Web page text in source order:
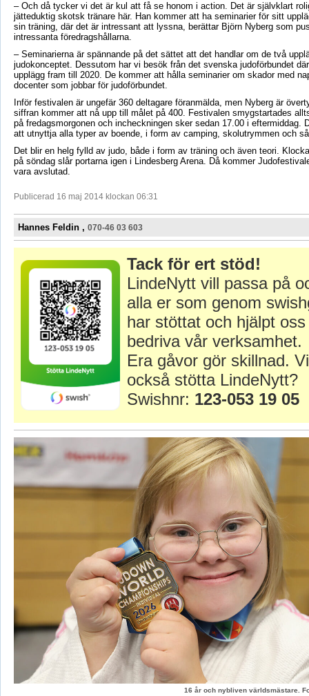
– Och då tycker vi det är kul att få se honom i action. Det är självklart
jätteduktig skotsk tränare här. Han kommer att ha seminarier för sitt
sin träning, där det är intressant att lyssna, berättar Björn Nyberg som
intressanta föredragshållarna.
– Seminarierna är spännande på det sättet att det handlar om de två
judokonceptet. Dessutom har vi besök från det svenska judoförbundet
upplägg fram till 2020. De kommer att hålla seminarier om skador med
docenter som jobbar för judoförbundet.
Inför festivalen är ungefär 360 deltagare föranmälda, men Nyberg är
siffran kommer att nå upp till målet på 400. Festivalen smygstartades
på fredagsmorgonen och incheckningen sker sedan 17.00 i eftermiddag.
att utnyttja alla typer av boende, i form av camping, skolutrymmen och
Det blir en helg fylld av judo, både i form av träning och även teori.
på söndag slår portarna igen i Lindesberg Arena. Då kommer
vara avslutad.
Publicerad 16 maj 2014 klockan 06:31
Hannes Feldin , 070-46 03 603
Tack för ert stöd!
LindeNytt vill passa på
alla er som genom
har stöttat och hjälpt
bedriva vår verksamhet.
Era gåvor gör skillnad.
också stötta LindeNytt?
Swishnr: 123-053 19 05
16 år och nybliven världsmästare.